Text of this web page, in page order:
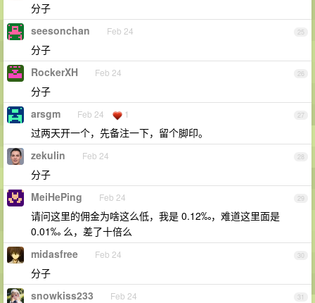
分子
25
seesonchan Feb 24
分子
26
RockerXH Feb 24
分子
27
arsgm Feb 24 1
过两天开一个，先备注一下，留个脚印。
28
zekulin Feb 24
分子
29
MeiHePing Feb 24
请问这里的佣金为啥这么低，我是 0.12‰，难道这里面是
0.01‰ 么，差了十倍么
30
midasfree Feb 24
分子
31
snowkiss233 Feb 24